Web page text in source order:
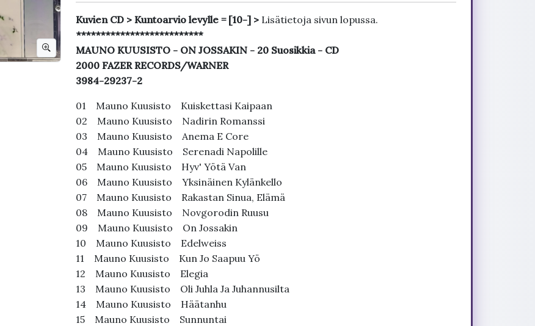
Kuvien CD > Kuntoarvio levylle = [10-] >Lisätietoja sivun lopussa.
**************************
MAUNO KUUSISTO - ON JOSSAKIN - 20 Suosikkia - CD
2000 FAZER RECORDS/WARNER
3984-29237-2
01 Mauno Kuusisto Kuiskettasi Kaipaan
02 Mauno Kuusisto Nadirin Romanssi
03 Mauno Kuusisto Anema E Core
04 Mauno Kuusisto Serenadi Napolille
05 Mauno Kuusisto Hyv' Yötä Van
06 Mauno Kuusisto Yksinäinen Kylänkello
07 Mauno Kuusisto Rakastan Sinua, Elämä
08 Mauno Kuusisto Novgorodin Ruusu
09 Mauno Kuusisto On Jossakin
10 Mauno Kuusisto Edelweiss
11 Mauno Kuusisto Kun Jo Saapuu Yö
12 Mauno Kuusisto Elegia
13 Mauno Kuusisto Oli Juhla Ja Juhannusilta
14 Mauno Kuusisto Häätanhu
15 Mauno Kuusisto Sunnuntai